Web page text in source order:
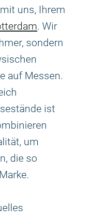
uns, Ihrem
. Wir
sondern
auf Messen.
ist
um
die so